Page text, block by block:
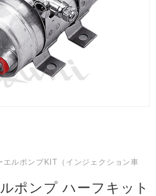
ルポンプKIT（インジェクション車
ポンプ ハーフキット